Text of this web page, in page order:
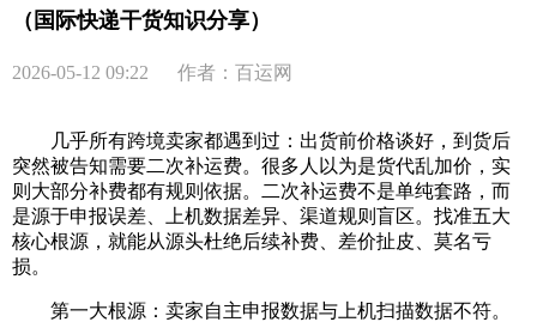
取消
（国际快递干货知识分享）
2026-05-12 09:22 作者：百运网
几乎所有跨境卖家都遇到过：出货前价格谈好，到货后
突然被告知需要二次补运费。很多人以为是货代乱加价，实
则大部分补费都有规则依据。二次补运费不是单纯套路，而
是源于申报误差、上机数据差异、渠道规则盲区。找准五大
核心根源，就能从源头杜绝后续补费、差价扯皮、莫名亏
损。
第一大根源：卖家自主申报数据与上机扫描数据不符。